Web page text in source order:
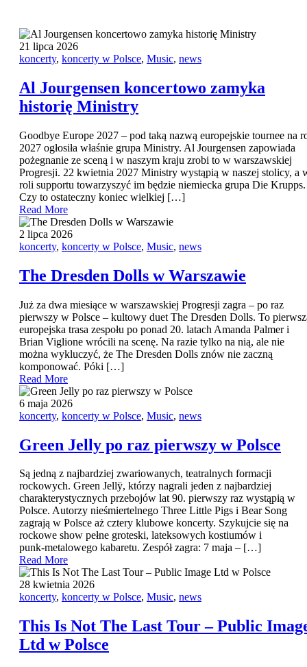
21 lipca 2026
koncerty, koncerty w Polsce, Music, news
Al Jourgensen koncertowo zamyka
historię Ministry
Goodbye Europe 2027 – pod taką nazwą europejskie tournee na
2027 ogłosiła właśnie grupa Ministry. Al Jourgensen zapowiada
pożegnanie ze sceną i w naszym kraju zrobi to w warszawskiej
Progresji. 22 kwietnia 2027 Ministry wystąpią w naszej stolicy, a
roli supportu towarzyszyć im będzie niemiecka grupa Die Krupps.
Czy to ostateczny koniec wielkiej […]
Read More
2 lipca 2026
koncerty, koncerty w Polsce, Music, news
The Dresden Dolls w Warszawie
Już za dwa miesiące w warszawskiej Progresji zagra – po raz
pierwszy w Polsce – kultowy duet The Dresden Dolls. To
europejska trasa zespołu po ponad 20. latach Amanda Palmer i
Brian Viglione wrócili na scenę. Na razie tylko na nią, ale nie
można wykluczyć, że The Dresden Dolls znów nie zaczną
komponować. Póki […]
Read More
6 maja 2026
koncerty, koncerty w Polsce, Music, news
Green Jelly po raz pierwszy w Polsce
Są jedną z najbardziej zwariowanych, teatralnych formacji
rockowych. Green Jellÿ, którzy nagrali jeden z najbardziej
charakterystycznych przebojów lat 90. pierwszy raz wystąpią w
Polsce. Autorzy nieśmiertelnego Three Little Pigs i Bear Song
zagrają w Polsce aż cztery klubowe koncerty. Szykujcie się na
rockowe show pełne groteski, lateksowych kostiumów i
punk‑metalowego kabaretu. Zespół zagra: 7 maja – […]
Read More
28 kwietnia 2026
koncerty, koncerty w Polsce, Music, news
This Is Not The Last Tour – Public
Ltd w Polsce